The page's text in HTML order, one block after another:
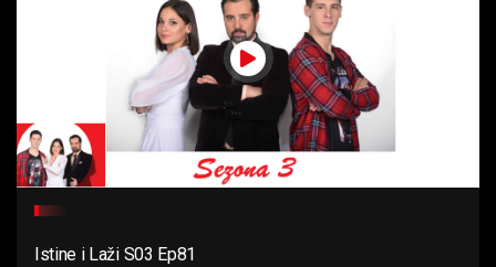
Istine i Laži S03 Ep81